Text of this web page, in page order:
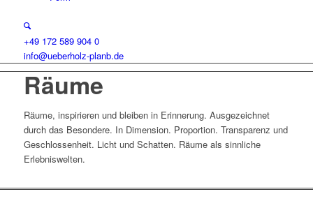
+49 172 589 904 0
info@ueberholz-planb.de
Räume
Räume, inspirieren und bleiben in Erinnerung. Ausgezeichnet
durch das Besondere. In Dimension. Proportion. Transparenz und
Geschlossenheit. Licht und Schatten. Räume als sinnliche
Erlebniswelten.